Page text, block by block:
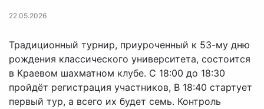
22.05.2026
Традиционный турнир, приуроченный к 53-му дню
рождения классического университета, состоится
в Краевом шахматном клубе. С 18:00 до 18:30
пройдёт регистрация участников, В 18:40 стартует
первый тур, а всего их будет семь. Контроль